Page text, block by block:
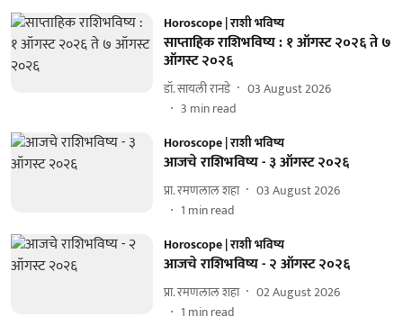
Horoscope | राशी भविष्य
साप्ताहिक राशिभविष्य : १ ऑगस्ट २०२६ ते ७
ऑगस्ट २०२६
डॉ. सायली रानडे
03 August 2026
3 min read
Horoscope | राशी भविष्य
आजचे राशिभविष्य - ३ ऑगस्ट २०२६
प्रा. रमणलाल शहा
03 August 2026
1 min read
Horoscope | राशी भविष्य
आजचे राशिभविष्य - २ ऑगस्ट २०२६
प्रा. रमणलाल शहा
02 August 2026
1 min read